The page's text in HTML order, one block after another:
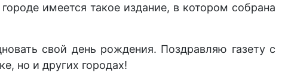
имеется такое издание, в котором собрана
свой день рождения. Поздравляю газету с
но и других городах!